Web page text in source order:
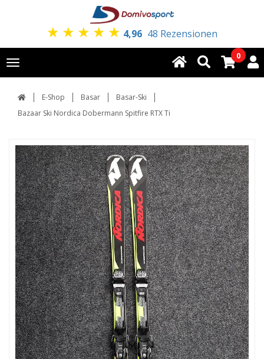
★ ★ ★ ★ ★ 4,96 48 Rezensionen
Toggle
navigation
0
E-Shop Basar
Basar-Ski
Bazaar Ski Nordica Dobermann Spitfire RTX Ti